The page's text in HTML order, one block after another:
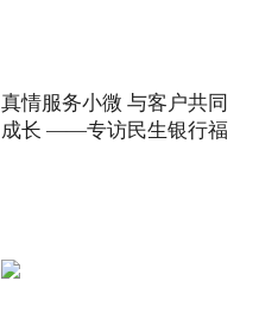
真情服务小微 与客户共同
成长 ——专访民生银行福